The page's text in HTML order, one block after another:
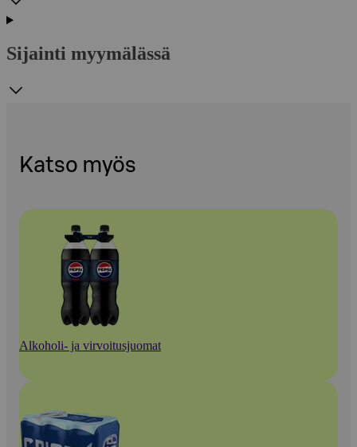
Sijainti myymälässä
Katso myös
Alkoholi- ja virvoitusjuomat